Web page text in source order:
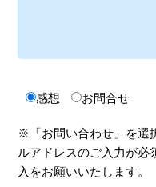
感想 お問合せ
※「お問い合わせ」を選
ルアドレスのご入力が必
入をお願いいたします。